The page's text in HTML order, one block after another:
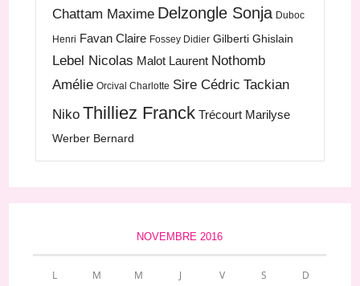
Chattam Maxime Delzongle Sonja Duboc
Henri Favan Claire Fossey Didier Gilberti Ghislain
Lebel Nicolas Malot Laurent Nothomb
Amélie Orcival Charlotte Sire Cédric Tackian
Niko Thilliez Franck Trécourt Marilyse
Werber Bernard
NOVEMBRE 2016
L M M J V S D